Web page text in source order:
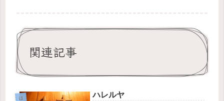
関連記事
は ハレルヤ